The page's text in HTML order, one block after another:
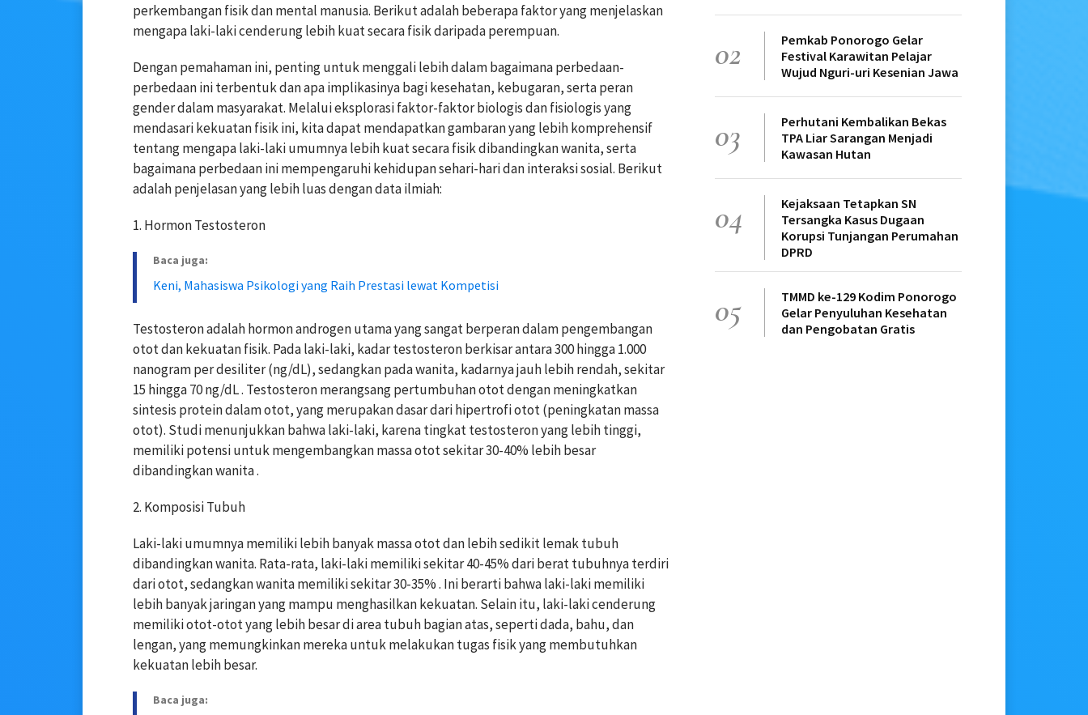
perkembangan fisik dan mental manusia. Berikut adalah beberapa faktor yang menjelaskan
mengapa laki-laki cenderung lebih kuat secara fisik daripada perempuan.
Dengan pemahaman ini, penting untuk menggali lebih dalam bagaimana perbedaan-
perbedaan ini terbentuk dan apa implikasinya bagi kesehatan, kebugaran, serta peran
gender dalam masyarakat. Melalui eksplorasi faktor-faktor biologis dan fisiologis yang
mendasari kekuatan fisik ini, kita dapat mendapatkan gambaran yang lebih komprehensif
tentang mengapa laki-laki umumnya lebih kuat secara fisik dibandingkan wanita, serta
bagaimana perbedaan ini mempengaruhi kehidupan sehari-hari dan interaksi sosial. Berikut
adalah penjelasan yang lebih luas dengan data ilmiah:
1. Hormon Testosteron
Baca juga:
Keni, Mahasiswa Psikologi yang Raih Prestasi lewat Kompetisi
Testosteron adalah hormon androgen utama yang sangat berperan dalam pengembangan
otot dan kekuatan fisik. Pada laki-laki, kadar testosteron berkisar antara 300 hingga 1.000
nanogram per desiliter (ng/dL), sedangkan pada wanita, kadarnya jauh lebih rendah, sekitar
15 hingga 70 ng/dL . Testosteron merangsang pertumbuhan otot dengan meningkatkan
sintesis protein dalam otot, yang merupakan dasar dari hipertrofi otot (peningkatan massa
otot). Studi menunjukkan bahwa laki-laki, karena tingkat testosteron yang lebih tinggi,
memiliki potensi untuk mengembangkan massa otot sekitar 30-40% lebih besar
dibandingkan wanita .
2. Komposisi Tubuh
Laki-laki umumnya memiliki lebih banyak massa otot dan lebih sedikit lemak tubuh
dibandingkan wanita. Rata-rata, laki-laki memiliki sekitar 40-45% dari berat tubuhnya terdiri
dari otot, sedangkan wanita memiliki sekitar 30-35% . Ini berarti bahwa laki-laki memiliki
lebih banyak jaringan yang mampu menghasilkan kekuatan. Selain itu, laki-laki cenderung
memiliki otot-otot yang lebih besar di area tubuh bagian atas, seperti dada, bahu, dan
lengan, yang memungkinkan mereka untuk melakukan tugas fisik yang membutuhkan
kekuatan lebih besar.
Baca juga:
02
Pemkab Ponorogo Gelar
Festival Karawitan Pelajar
Wujud Nguri-uri Kesenian Jawa
03
Perhutani Kembalikan Bekas
TPA Liar Sarangan Menjadi
Kawasan Hutan
04
Kejaksaan Tetapkan SN
Tersangka Kasus Dugaan
Korupsi Tunjangan Perumahan
DPRD
05
TMMD ke-129 Kodim Ponorogo
Gelar Penyuluhan Kesehatan
dan Pengobatan Gratis